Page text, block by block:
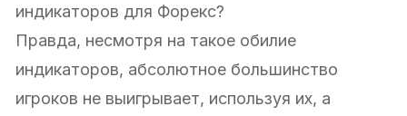
индикаторов для Форекс?
Правда, несмотря на такое обилие
индикаторов, абсолютное большинство
игроков не выигрывает, используя их, а